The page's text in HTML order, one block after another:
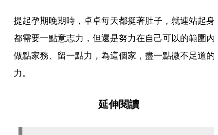
提起孕期晚期時，卓卓每天都挺著肚子，就連站起身
都需要一點意志力，但還是努力在自己可以的範圍內
做點家務、留一點力，為這個家，盡一點微不足道的
力。
延伸閱讀